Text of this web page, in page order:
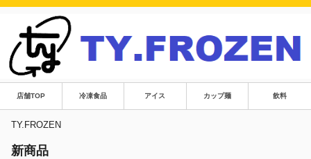
店舗TOP 冷凍食品 アイス カップ麺 飲料
TY.FROZEN
新商品
送料無料 タイムセール
Pontaパス特典対象すべて ポイントUPセレクトのみ
サンキュー配送対象 レビューキャンペーン
キーワード